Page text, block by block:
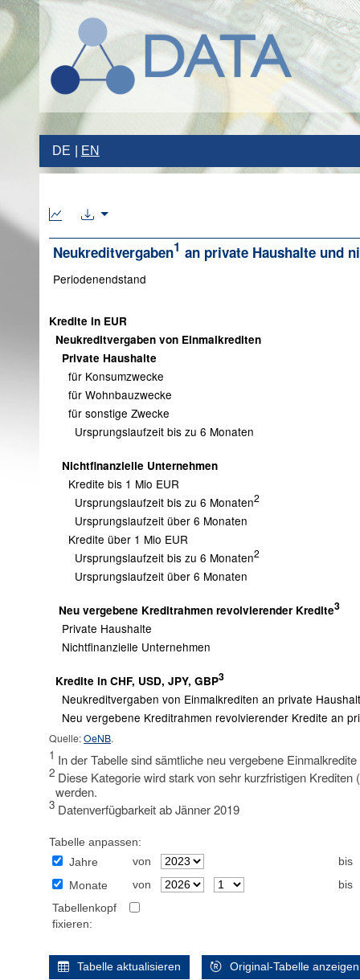
DE EN
Neukreditvergaben1 an private Haushalte und
Periodenendstand
Kredite in EUR
Neukreditvergaben von Einmalkrediten
Private Haushalte
für Konsumzwecke
für Wohnbauzwecke
für sonstige Zwecke
Ursprungslaufzeit bis zu 6 Monaten
Nichtfinanzielle Unternehmen
Kredite bis 1 Mio EUR
Ursprungslaufzeit bis zu 6 Monaten2
Ursprungslaufzeit über 6 Monaten
Kredite über 1 Mio EUR
Ursprungslaufzeit bis zu 6 Monaten2
Ursprungslaufzeit über 6 Monaten
Neu vergebene Kreditrahmen revolvierender Kredite3
Private Haushalte
Nichtfinanzielle Unternehmen
Kredite in CHF, USD, JPY, GBP3
Neukreditvergaben von Einmalkrediten an private
Neu vergebene Kreditrahmen revolvierender Kredite an
Quelle:OeNB.
1 In der Tabelle sind sämtliche neu vergebene
2 Diese Kategorie wird stark von sehr kurzfristigen
werden.
3 Datenverfügbarkeit ab Jänner 2019
Tabelle anpassen:
Jahre
von
bis
Monate
von
bis
Tabellenkopf
fixieren:
Tabelle aktualisieren Original-Tabelle anzeigen